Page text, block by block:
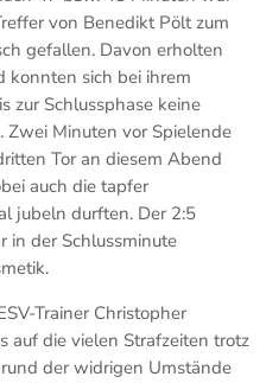
von Benedikt Pölt zum
gefallen. Davon erholten
konnten sich bei ihrem
zur Schlussphase keine
Minuten vor Spielende
Tor an diesem Abend
auch die tapfer
jubeln durften. Der 2:5
in der Schlussminute
Trainer Christopher
auf die vielen Strafzeiten trotz
der widrigen Umstände